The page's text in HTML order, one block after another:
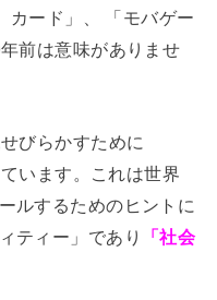
カード」、 「モバゲー
前は意味がありませ
びらかすために
います。これは世界
ルするためのヒントに
ティー」であり 「社会